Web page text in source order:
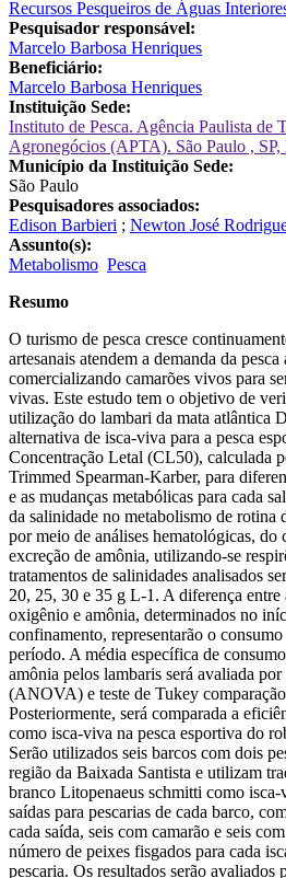
Recursos Pesqueiros de Águas
Pesquisador responsável:
Marcelo Barbosa Henriques
Beneficiário:
Marcelo Barbosa Henriques
Instituição Sede:
Instituto de Pesca. Agência Paulista de
Agronegócios (APTA). São Paulo , SP,
Município da Instituição Sede:
São Paulo
Pesquisadores associados:
Edison Barbieri ; Newton José
Assunto(s):
Metabolismo Pesca
Resumo
O turismo de pesca cresce
artesanais atendem a demanda da
comercializando camarões vivos para
vivas. Este estudo tem o objetivo de
utilização do lambari da mata atlântica
alternativa de isca-viva para a pesca
Concentração Letal (CL50), calculada
Trimmed Spearman-Karber, para
e as mudanças metabólicas para cada
da salinidade no metabolismo de rotina
por meio de análises hematológicas, do
excreção de amônia, utilizando-se
tratamentos de salinidades analisados
20, 25, 30 e 35 g L-1. A diferença entre
oxigênio e amônia, determinados no
confinamento, representarão o
período. A média específica de
amônia pelos lambaris será avaliada
(ANOVA) e teste de Tukey
Posteriormente, será comparada a
como isca-viva na pesca esportiva do
Serão utilizados seis barcos com dois
região da Baixada Santista e utilizam
branco Litopenaeus schmitti como
saídas para pescarias de cada barco,
cada saída, seis com camarão e seis
número de peixes fisgados para cada
pescaria. Os resultados serão avaliados